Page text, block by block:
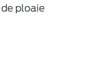
ploaie